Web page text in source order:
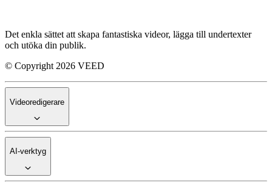
Det enkla sättet att skapa fantastiska videor, lägga till undertexter
och utöka din publik.
© Copyright 2026 VEED
Videoredigerare
AI-verktyg